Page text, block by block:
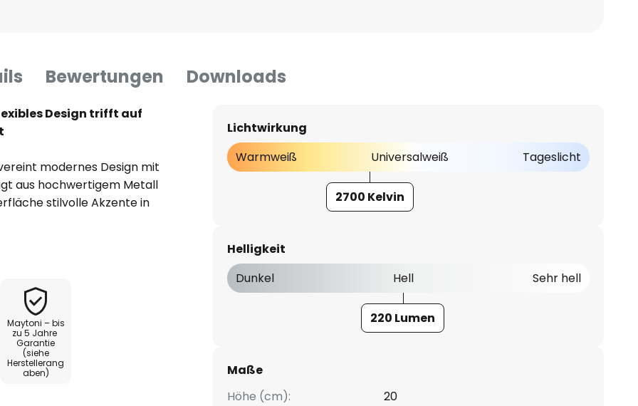
Bewertungen Downloads
Design trifft auf
modernes Design mit
aus hochwertigem Metall
stilvolle Akzente in
als auch für produktive
maximale Flexibilität bei der
Esszimmer oder
und die klare
Maytoni – bis
zu 5 Jahre
Garantie
(siehe
Herstellerang
aben)
Lichtwirkung
Warmweiß
Universalweiß Tageslicht
2700 Kelvin
Helligkeit
Dunkel
Hell Sehr hell
220 Lumen
Maße
Höhe (cm):
20